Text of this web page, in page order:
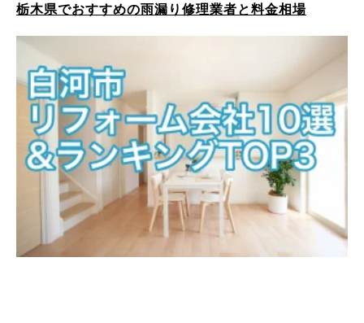
栃木県でおすすめの雨漏り修理業者と料金相場